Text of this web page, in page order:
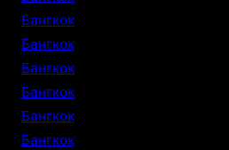
Бангкок
Бангкок
Бангкок
Бангкок
Бангкок
Бангкок